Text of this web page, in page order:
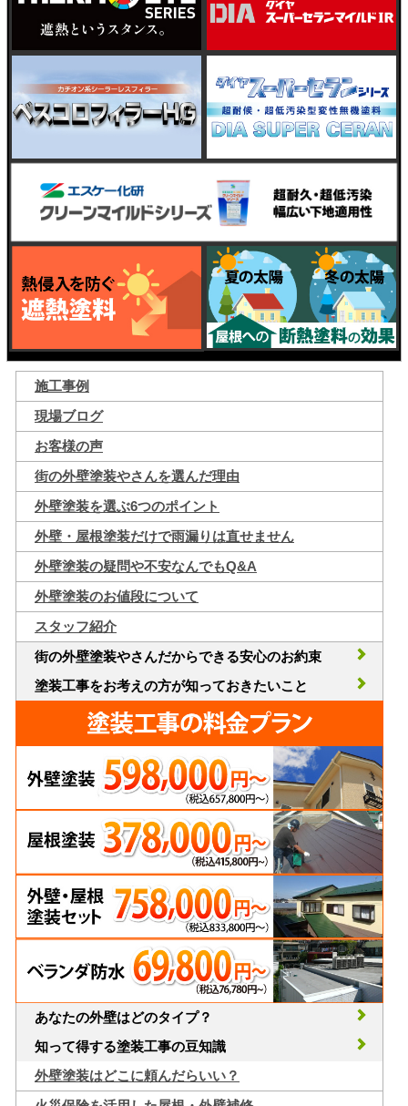
施工事例
現場ブログ
お客様の声
街の外壁塗装やさんを選んだ理由
外壁塗装を選ぶ6つのポイント
外壁・屋根塗装だけで雨漏りは直せません
外壁塗装の疑問や不安なんでもQ&A
外壁塗装のお値段について
スタッフ紹介
街の外壁塗装やさんだからできる安心のお約束
塗装工事をお考えの方が知っておきたいこと
あなたの外壁はどのタイプ？
知って得する塗装工事の豆知識
外壁塗装はどこに頼んだらいい？